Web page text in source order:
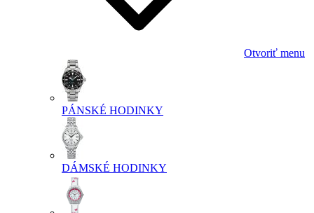
Otvoriť menu
PÁNSKÉ HODINKY
DÁMSKÉ HODINKY